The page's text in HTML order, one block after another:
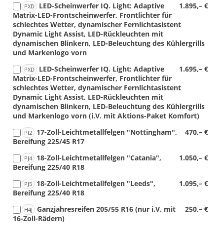
PXD 1.895,– €
LED-Scheinwerfer IQ. Light: Adaptive
Matrix-LED-Frontscheinwerfer, Frontlichter für
schlechtes Wetter, dynamischer Fernlichtasistent
Dynamic Light Assist, LED-Rückleuchten mit
dynamischen Blinkern, LED-Beleuchtung des Kühlergrills
und Markenlogo vorn
PXD 1.695,– €
LED-Scheinwerfer IQ. Light: Adaptive
Matrix-LED-Frontscheinwerfer, Frontlichter für
schlechtes Wetter, dynamischer Fernlichtasistent
Dynamic Light Assist, LED-Rückleuchten mit
dynamischen Blinkern, LED-Beleuchtung des Kühlergrills
und Markenlogo vorn (i.V. mit Aktions-Paket Komfort)
PI2 470,– €
17-Zoll-Leichtmetallfelgen "Nottingham",
Bereifung 225/45 R17
PJ4 1.050,– €
18-Zoll-Leichtmetallfelgen "Catania",
Bereifung 225/40 R18
PJ5 1.095,– €
18-Zoll-Leichtmetallfelgen "Leeds",
Bereifung 225/40 R18
H4J 250,– €
Ganzjahresreifen 205/55 R16 (nur i.V. mit
16-Zoll-Rädern)